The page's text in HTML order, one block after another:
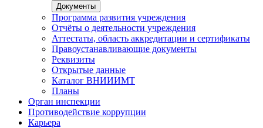
Документы
Программа развития учреждения
Отчёты о деятельности учреждения
Аттестаты, область аккредитации и сертификаты
Правоустанавливающие документы
Реквизиты
Открытые данные
Каталог ВНИИИМТ
Планы
Орган инспекции
Противодействие коррупции
Карьера